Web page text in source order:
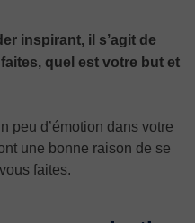
inspirant, il s’agit de
quel est votre but et
peu d’émotion dans votre
une bonne raison de se
faites.